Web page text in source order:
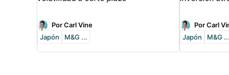
Por Carl Vine
Japón
M&G ...
Por Carl
Japón
M&G